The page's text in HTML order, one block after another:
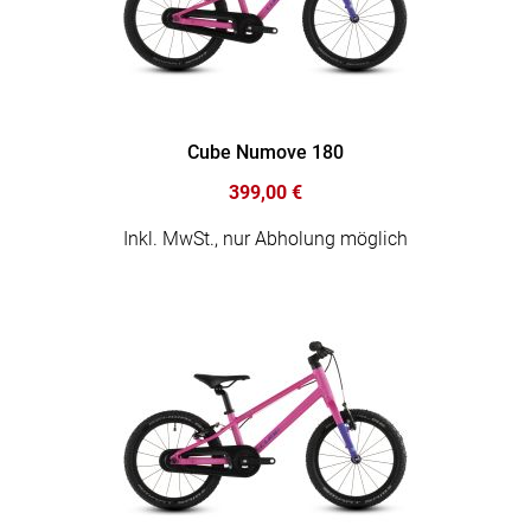
Cube Numove 180
399,00 €
Inkl. MwSt., nur Abholung möglich